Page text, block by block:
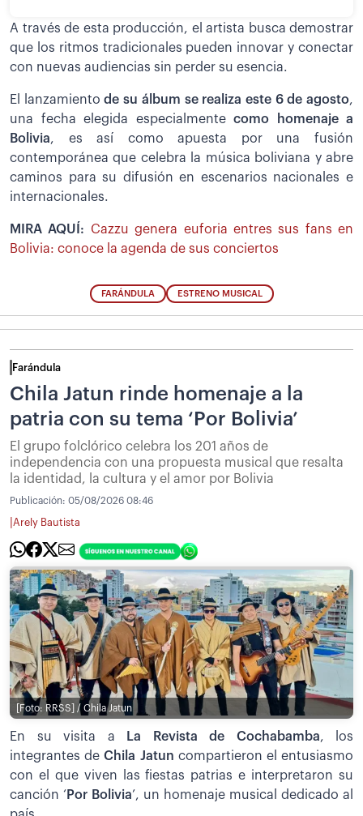
A través de esta producción, el artista busca demostrar
que los ritmos tradicionales pueden innovar y conectar
con nuevas audiencias sin perder su esencia.
El lanzamientode su álbum se realiza este 6 de agosto,
una fecha elegida especialmente como homenaje a
Bolivia, es así como apuesta por una fusión
contemporánea que celebra la música boliviana y abre
caminos para su difusión en escenarios nacionales e
internacionales.
MIRA AQUÍ: Cazzu genera euforia entres sus fans en
Bolivia: conoce la agenda de sus conciertos
FARÁNDULA ESTRENO MUSICAL
Farándula
Chila Jatun rinde homenaje a la
patria con su tema ‘Por Bolivia’
El grupo folclórico celebra los 201 años de
independencia con una propuesta musical que resalta
la identidad, la cultura y el amor por Bolivia
Publicación: 05/08/2026 08:46
Arely Bautista
[Foto: RRSS] / Chila Jatun
En su visita a La Revista de Cochabamba, los
integrantes de Chila Jatun compartieron el entusiasmo
con el que viven las fiestas patrias e interpretaron su
canción ‘ Por Bolivia’, un homenaje musical dedicado al